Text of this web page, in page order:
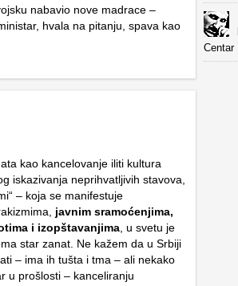
nabavio nove madrace –
hvala na pitanju, spava kao
kao kancelovanje iliti kultura
iskazivanja neprihvatljivih stavova,
– koja se manifestuje
javnim sramoćenjima,
i izopštavanjima, u svetu je
star zanat. Ne kažem da u Srbiji
– ima ih tušta i tma – ali nekako
u prošlosti – kanceliranju
Centar